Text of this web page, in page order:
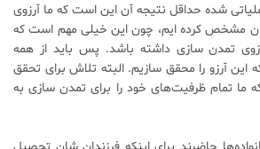
شده حداقل نتیجه آن این است که ما آرزوی
مشخص کرده ایم، چون این خیلی مهم است که
تمدن سازی داشته باشد. پس باید از همه
این آرزو را محقق سازیم. البته تلاش برای تحقق
ما تمام ظرفیت‌های خود را برای تمدن سازی به